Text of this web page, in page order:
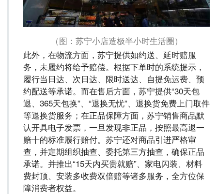
（图：苏宁小店造极半小时生活圈）
此外，在物流方面，苏宁提供如约送、延时赔服
务，未履约将给予赔偿。根据下单时的系统提示，
履行当日达、次日达、限时送达、自提免运费、预
约配送等承诺。而在售后方面，苏宁提供“30天包
退、365天包换”、“退换无忧”、退换货免费上门取件
等退换货服务；在正品保障方面，苏宁销售商品默
认开具电子发票，一旦发现非正品，按照最高退一
赔十的标准履行赔付。苏宁还对商品引进严格审
查，并定期组织抽查、委托第三方抽查，确保正品
承诺。并推出“15天内买贵就赔”、家电闪装、材料
费封顶、安装多收费双倍赔等诸多服务，全方位保
障消费者权益。